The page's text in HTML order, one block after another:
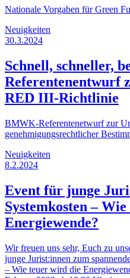
Nationale Vorgaben für Green
Neuigkeiten
30.3.2024
Schnell, schneller,
Referentenentwurf
RED III-Richtlinie
BMWK-Referentenetwurf zur
genehmigungsrechtlicher
Neuigkeiten
8.2.2024
Event für junge
Systemkosten –
Energiewende?
Wir freuen uns sehr, Euch zu
junge Jurist:innen zum
– Wie teuer wird die